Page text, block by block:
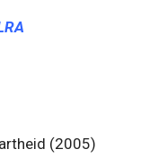
(2005)